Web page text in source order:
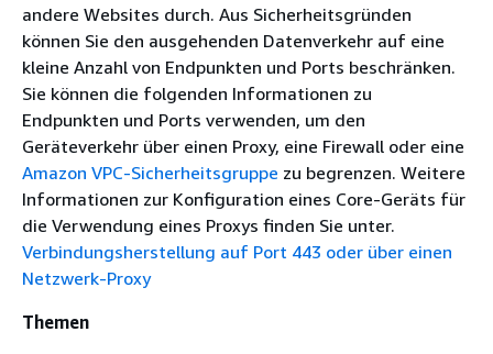
andere Websites durch. Aus Sicherheitsgründen
können Sie den ausgehenden Datenverkehr auf eine
kleine Anzahl von Endpunkten und Ports beschränken.
Sie können die folgenden Informationen zu
Endpunkten und Ports verwenden, um den
Geräteverkehr über einen Proxy, eine Firewall oder eine
Amazon VPC-Sicherheitsgruppe zu begrenzen. Weitere
Informationen zur Konfiguration eines Core-Geräts für
die Verwendung eines Proxys finden Sie unter.
Verbindungsherstellung auf Port 443 oder über einen
Netzwerk-Proxy
Themen